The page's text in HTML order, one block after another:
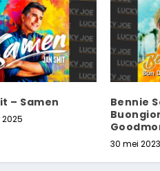
– Samen
2025
Bennie
30 mei 2023